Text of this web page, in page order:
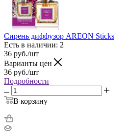
Сирень диффузор AREON Sticks
Есть в наличии: 2
36 руб./шт
Варианты цен
36 руб./шт
Подробности
В корзину